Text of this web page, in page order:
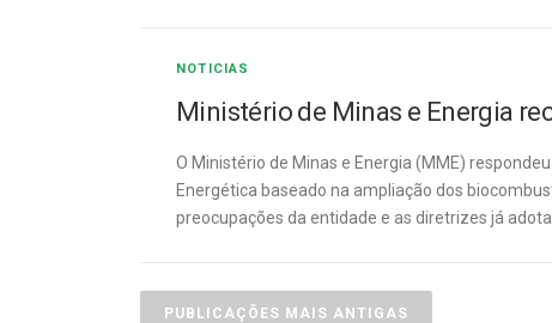
NOTICIAS
Ministério de Minas e Energia
O Ministério de Minas e Energia (MME)
Energética baseado na ampliação dos
preocupações da entidade e as diretrizes já
N
PUBLICAÇÕES MAIS ANTIGAS